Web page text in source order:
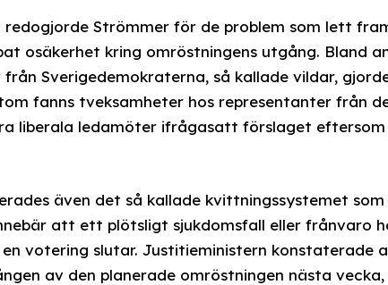
redogjorde Strömmer för de problem som lett
osäkerhet kring omröstningens utgång. Bland
från Sverigedemokraterna, så kallade vildar,
fanns tveksamheter hos representanter från
liberala ledamöter ifrågasatt förslaget
även det så kallade kvittningssystemet
att ett plötsligt sjukdomsfall eller frånvaro
votering slutar. Justitieministern konstaterade
av den planerade omröstningen nästa